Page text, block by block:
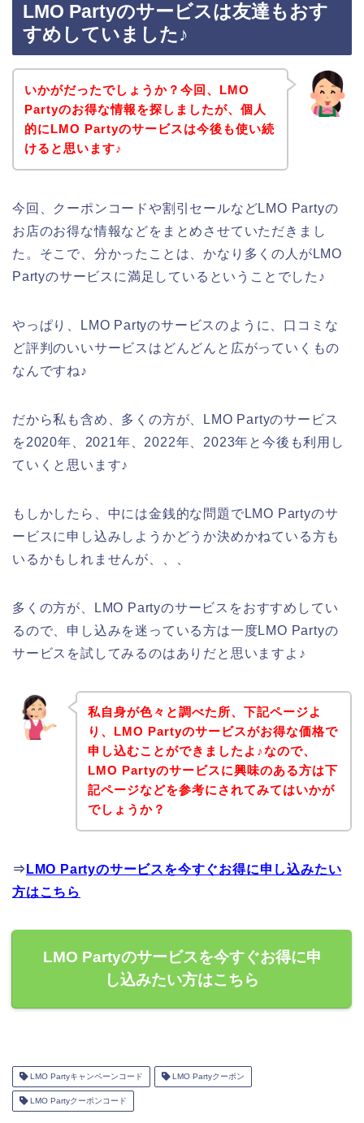
LMO Partyのサービスは友達もおす
すめしていました♪
いかがだったでしょうか？今回、LMO
Partyのお得な情報を探しましたが、個人
的にLMO Partyのサービスは今後も使い続
けると思います♪
今回、クーポンコードや割引セールなどLMO Partyの
お店のお得な情報などをまとめさせていただきまし
た。そこで、分かったことは、かなり多くの人がLMO
Partyのサービスに満足しているということでした♪
やっぱり、LMO Partyのサービスのように、口コミな
ど評判のいいサービスはどんどんと広がっていくもの
なんですね♪
だから私も含め、多くの方が、LMO Partyのサービス
を2020年、2021年、2022年、2023年と今後も利用し
ていくと思います♪
もしかしたら、中には金銭的な問題でLMO Partyのサ
ービスに申し込みしようかどうか決めかねている方も
いるかもしれませんが、、、
多くの方が、LMO Partyのサービスをおすすめしてい
るので、申し込みを迷っている方は一度LMO Partyの
サービスを試してみるのはありだと思いますよ♪
私自身が色々と調べた所、下記ページよ
り、LMO Partyのサービスがお得な価格で
申し込むことができましたよ♪なので、
LMO Partyのサービスに興味のある方は下
記ページなどを参考にされてみてはいかが
でしょうか？
⇒ LMO Partyのサービスを今すぐお得に申し込みたい
方はこちら
LMO Partyのサービスを今すぐお得に申
し込みたい方はこちら
LMO Partyキャンペーンコード LMO Partyクーポン
LMO Partyクーポンコード